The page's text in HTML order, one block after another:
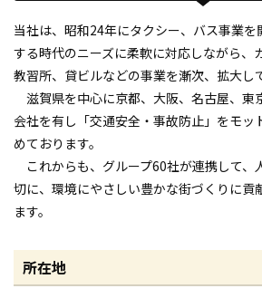
当社は、昭和24年にタクシー、バス事業
する時代のニーズに柔軟に対応しながら、
教習所、貸ビルなどの事業を漸次、拡大し
滋賀県を中心に京都、大阪、名古屋、東
会社を有し「交通安全・事故防止」をモッ
めております。
これからも、グループ60社が連携して、
切に、環境にやさしい豊かな街づくりに貢
ます。
所在地